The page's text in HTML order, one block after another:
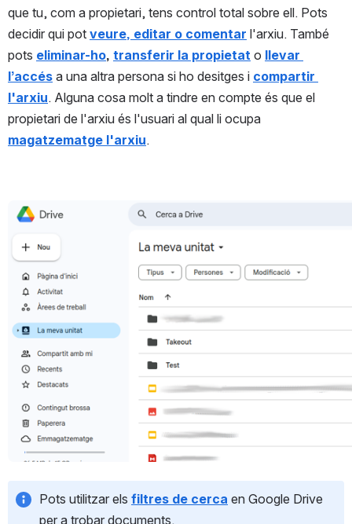
que tu, com a propietari, tens control total sobre ell. Pots
decidir qui pot veure, editar o comentar l'arxiu. També
pots eliminar-ho, transferir la propietat o llevar
l’accés a una altra persona si ho desitges i compartir
l'arxiu. Alguna cosa molt a tindre en compte és que el
magatzematge l'arxiu.
Open
Pots utilitzar els filtres de cerca en Google Drive
per a trobar documents.